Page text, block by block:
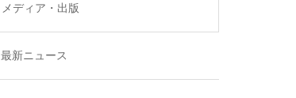
メディア・出版
最新ニュース